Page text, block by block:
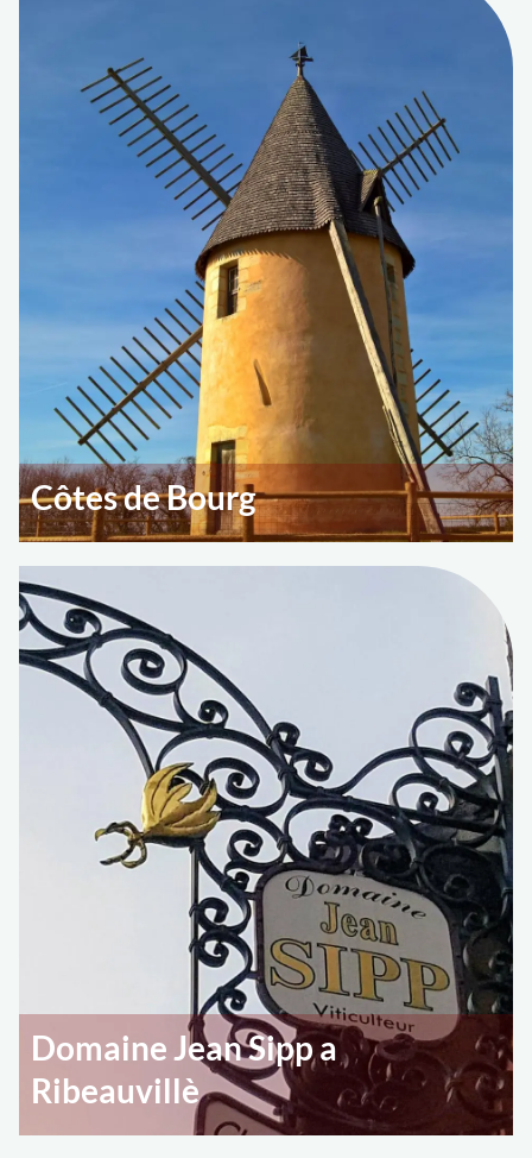
Côtes de Bourg
Domaine Jean Sipp a
Ribeauvillè